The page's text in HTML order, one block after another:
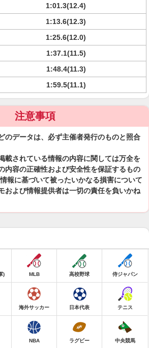
1:01.3(12.4)
1:13.6(12.3)
1:25.6(12.0)
1:37.1(11.5)
1:48.4(11.3)
1:59.5(11.1)
注意事項
のデータは、必ず主催者発行のものと照合
載されている情報の内容に関しては万全を
内容の正確性および安全性を保証するもの
報に基づいて被ったいかなる損害について
および情報提供者は一切の責任を負いかね
) MLB 高校野球 侍ジャパン
海外サッカー 日本代表 テニス
NBA ラグビー 中央競馬